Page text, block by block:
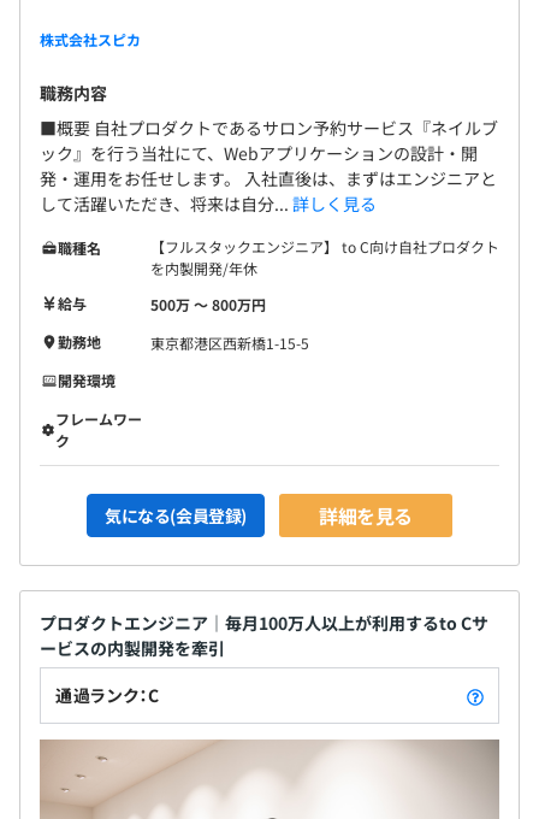
株式会社スピカ
職務内容
■概要 自社プロダクトであるサロン予約サービス『ネイルブ
ック』を行う当社にて、Webアプリケーションの設計・開
発・運用をお任せします。 入社直後は、まずはエンジニアと
して活躍いただき、将来は自分... 詳しく見る
職種名
【フルスタックエンジニア】 to C向け自社プロダクト
を内製開発/年休
給与
500万 〜 800万円
勤務地
東京都港区西新橋1-15-5
開発環境
フレームワー
ク
気になる(会員登録) 詳細を見る
プロダクトエンジニア｜毎月100万人以上が利用するto Cサ
ービスの内製開発を牽引
通過ランク：C